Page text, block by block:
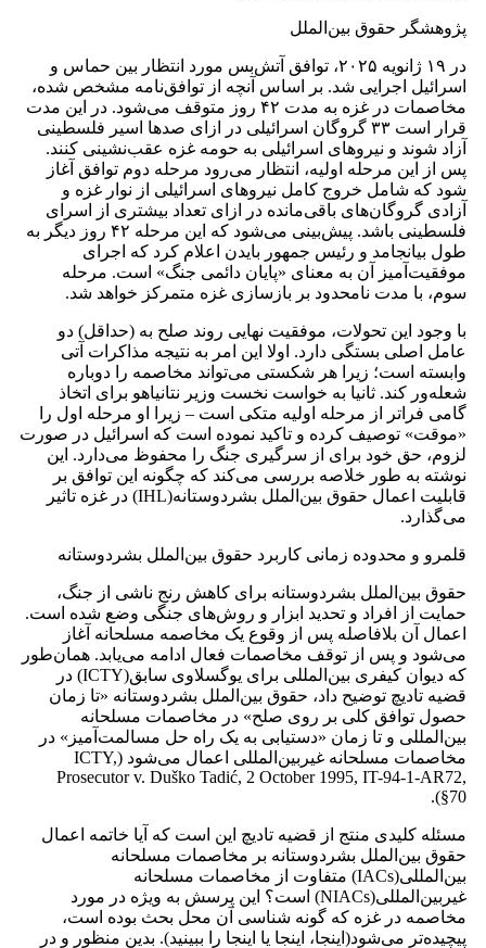
پژوهشگر حقوق بین‌الملل
در ۱۹ ژانویه ۲۰۲۵، توافق آتش‌بس مورد انتظار بین حماس و
اسرائیل اجرایی شد. بر اساس آنچه از توافق‌نامه مشخص شده،
مخاصمات در غزه به مدت ۴۲ روز متوقف می‌شود. در این مدت
قرار است ۳۳ گروگان اسرائیلی در ازای صدها اسیر فلسطینی
آزاد شوند و نیروهای اسرائیلی به حومه غزه عقب‌نشینی کنند.
پس از این مرحله اولیه، انتظار می‌رود مرحله دوم توافق آغاز
شود که شامل خروج کامل نیروهای اسرائیلی از نوار غزه و
آزادی گروگان‌های باقی‌مانده در ازای تعداد بیشتری از اسرای
فلسطینی باشد. پیش‌بینی می‌شود که این مرحله ۴۲ روز دیگر به
طول بیانجامد و رئیس جمهور بایدن اعلام کرد که اجرای
موفقیت‌آمیز آن به معنای «پایان دائمی جنگ» است. مرحله
سوم، با مدت نامحدود بر بازسازی غزه متمرکز خواهد شد.
با وجود این تحولات، موفقیت نهایی روند صلح به (حداقل) دو
عامل اصلی بستگی دارد. اولا این امر به نتیجه مذاکرات آتی
وابسته است؛ زیرا هر شکستی می‌تواند مخاصمه را دوباره
شعله‌ور کند. ثانیا به خواست نخست وزیر نتانیاهو برای اتخاذ
گامی فراتر از مرحله اولیه متکی است – زیرا او مرحله اول را
«موقت» توصیف کرده و تاکید نموده است که اسرائیل در صورت
لزوم، حق خود برای از سرگیری جنگ را محفوظ می‌دارد. این
نوشته به طور خلاصه بررسی می‌کند که چگونه این توافق بر
قابلیت اعمال حقوق بین‌الملل بشردوستانه(IHL) در غزه تاثیر
می‌گذارد.
قلمرو و محدوده زمانی کاربرد حقوق بین‌الملل بشردوستانه
حقوق بین‌الملل بشردوستانه برای کاهش رنج ناشی از جنگ،
حمایت از افراد و تحدید ابزار و روش‌های جنگی وضع شده است.
اعمال آن بلافاصله پس از وقوع یک مخاصمه مسلحانه آغاز
می‌شود و پس از توقف مخاصمات فعال ادامه می‌یابد. همان‌طور
که دیوان کیفری بین‌المللی برای یوگسلاوی سابق(ICTY) در
قضیه تادیچ توضیح داد، حقوق بین‌الملل بشردوستانه «تا زمان
حصول توافق کلی بر روی صلح» در مخاصمات مسلحانه
بین‌المللی و تا زمان «دستیابی به یک راه حل مسالمت‌آمیز» در
مخاصمات مسلحانه غیربین‌المللی اعمال می‌شود (ICTY,
Prosecutor v. Duško Tadić, 2 October 1995, IT-94-1-AR72,
§70).
مسئله کلیدی منتج از قضیه تادیچ این است که آیا خاتمه اعمال
حقوق بین‌الملل بشردوستانه بر مخاصمات مسلحانه
بین‌المللی(IACs) متفاوت از مخاصمات مسلحانه
غیربین‌المللی(NIACs) است؟ این پرسش به ویژه در مورد
مخاصمه در غزه که گونه شناسی آن محل بحث بوده ‌است،
پیچیده‌تر می‌شود(اینجا، اینجا یا اینجا را ببینید). بدین منظور و در